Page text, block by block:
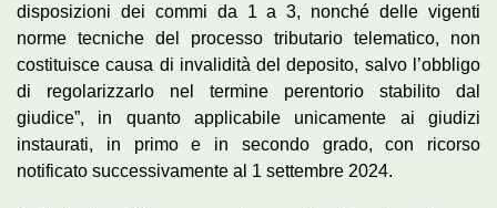
disposizioni dei commi da 1 a 3, nonché delle vigenti
norme tecniche del processo tributario telematico, non
costituisce causa di invalidità del deposito, salvo l’obbligo
di regolarizzarlo nel termine perentorio stabilito dal
giudice”, in quanto applicabile unicamente ai giudizi
instaurati, in primo e in secondo grado, con ricorso
notificato successivamente al 1 settembre 2024.